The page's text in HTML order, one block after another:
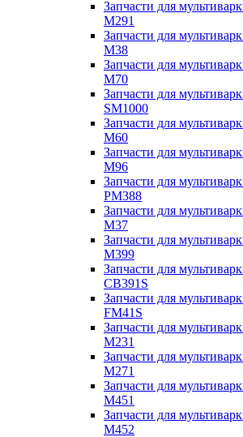
Запчасти для
M291
Запчасти для
M38
Запчасти для
M70
Запчасти для
SM1000
Запчасти для
M60
Запчасти для
M96
Запчасти для
PM388
Запчасти для
M37
Запчасти для
M399
Запчасти для
CB391S
Запчасти для
FM41S
Запчасти для
M231
Запчасти для
M271
Запчасти для
M451
Запчасти для
M452